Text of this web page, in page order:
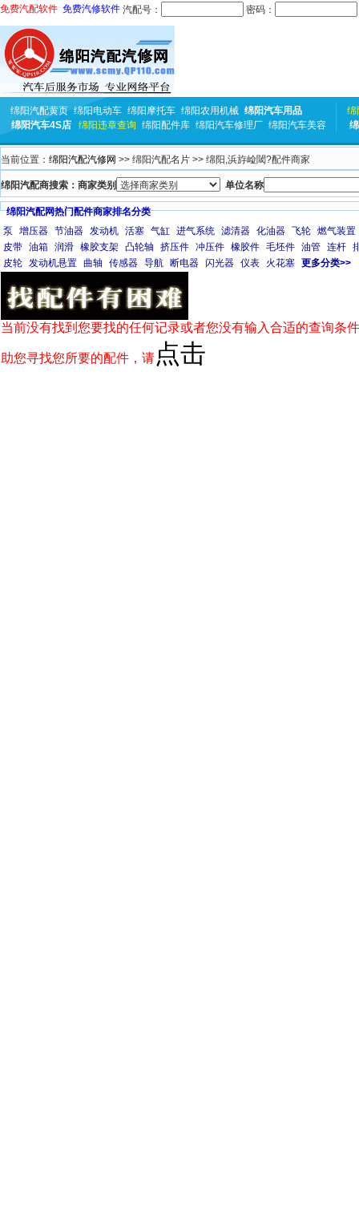
免费汽配软件 免费汽修软件 汽配号： 密码：
绵阳汽配黄页 绵阳电动车 绵阳摩托车 绵阳农用机械 绵阳汽车用品
绵阳汽车4S店
绵阳违章查询 绵阳配件库 绵阳汽车修理厂 绵阳汽车美容
绵
当前位置： 绵阳汽配汽修网 >> 绵阳汽配名片 >> 绵阳,浜斿崄閾?配件商家
绵阳汽配商搜索：商家类别 单位名称
绵阳汽配网热门配件商家排名分类
泵
增压器 节油器 发动机 活塞 气缸 进气系统 滤清器 化油器 飞轮 燃气装置
皮带 油箱 润滑 橡胶支架 凸轮轴 挤压件 冲压件 橡胶件 毛坯件 油管 连杆
皮轮 发动机悬置 曲轴 传感器 导航 断电器 闪光器 仪表 火花塞 更多分类>>
当前没有找到您要找的任何记录或者您没有输入合适的查询条
助您寻找您所要的配件，请 点击